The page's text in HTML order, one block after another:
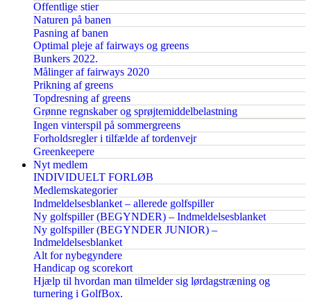
Offentlige stier
Naturen på banen
Pasning af banen
Optimal pleje af fairways og greens
Bunkers 2022.
Målinger af fairways 2020
Prikning af greens
Topdresning af greens
Grønne regnskaber og sprøjtemiddelbelastning
Ingen vinterspil på sommergreens
Forholdsregler i tilfælde af tordenvejr
Greenkeepere
Nyt medlem
INDIVIDUELT FORLØB
Medlemskategorier
Indmeldelsesblanket – allerede golfspiller
Ny golfspiller (BEGYNDER) – Indmeldelsesblanket
Ny golfspiller (BEGYNDER JUNIOR) –
Indmeldelsesblanket
Alt for nybegyndere
Handicap og scorekort
Hjælp til hvordan man tilmelder sig lørdagstræning og
turnering i GolfBox.